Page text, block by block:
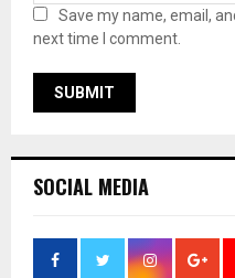
Save my name, email,
next time I comment.
SOCIAL MEDIA